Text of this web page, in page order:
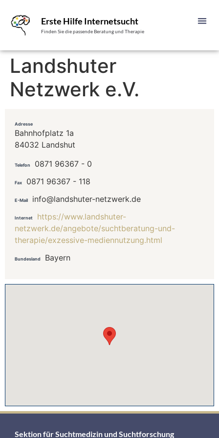
Erste Hilfe Internetsucht
Finden Sie die passende Beratung und Therapie
Landshuter
Netzwerk e.V.
Adresse
Bahnhofplatz 1a
84032 Landshut
Telefon 0871 96367 - 0
Fax 0871 96367 - 118
E-Mail info@landshuter-netzwerk.de
Internet
https://www.landshuter-
netzwerk.de/angebote/suchtberatung-und-
therapie/exzessive-mediennutzung.html
Bundesland Bayern
Sektion für Suchtmedizin und Suchtforschung